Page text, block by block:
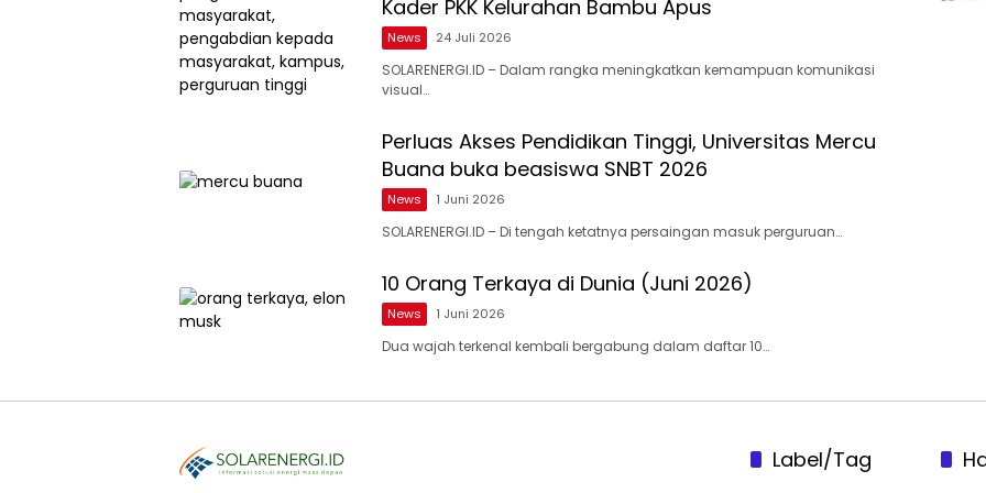
Kader PKK Kelurahan Bambu Apus
News 24 Juli 2026
SOLARENERGI.ID – Dalam rangka meningkatkan kemampuan komunikasi
visual…
Perluas Akses Pendidikan Tinggi, Universitas Mercu
Buana buka beasiswa SNBT 2026
News 1 Juni 2026
SOLARENERGI.ID – Di tengah ketatnya persaingan masuk perguruan…
10 Orang Terkaya di Dunia (Juni 2026)
News 1 Juni 2026
Dua wajah terkenal kembali bergabung dalam daftar 10…
Label/Tag